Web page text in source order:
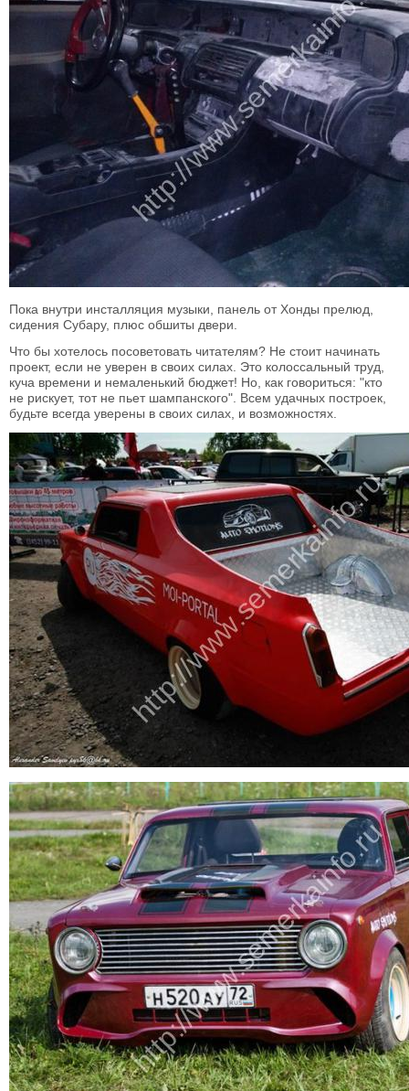
Пока внутри инсталляция музыки, панель от Хонды прелюд,
сидения Субару, плюс обшиты двери.
Что бы хотелось посоветовать читателям? Не стоит начинать
проект, если не уверен в своих силах. Это колоссальный труд,
куча времени и немаленький бюджет! Но, как говориться: "кто
не рискует, тот не пьет шампанского". Всем удачных построек,
будьте всегда уверены в своих силах, и возможностях.